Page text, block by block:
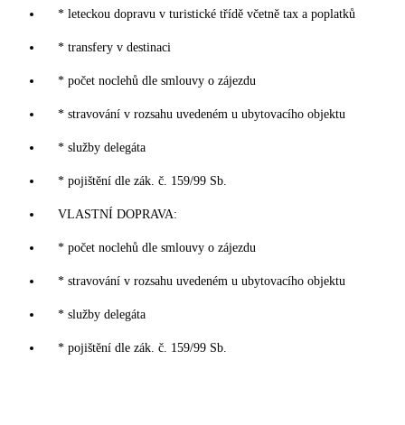
* leteckou dopravu v turistické třídě včetně tax a poplatků
* transfery v destinaci
* počet noclehů dle smlouvy o zájezdu
* stravování v rozsahu uvedeném u ubytovacího objektu
* služby delegáta
* pojištění dle zák. č. 159/99 Sb.
VLASTNÍ DOPRAVA:
* počet noclehů dle smlouvy o zájezdu
* stravování v rozsahu uvedeném u ubytovacího objektu
* služby delegáta
* pojištění dle zák. č. 159/99 Sb.